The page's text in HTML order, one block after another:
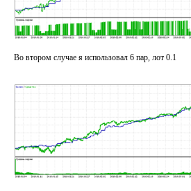
Во втором случае я использовал 6 пар, лот 0.1